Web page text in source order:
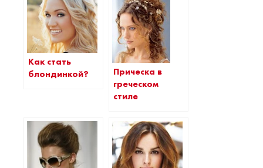
Как стать
блондинкой?
Прическа в
греческом
стиле